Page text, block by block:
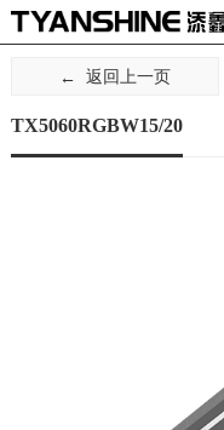
返回上一页
TX5060RGBW15/20